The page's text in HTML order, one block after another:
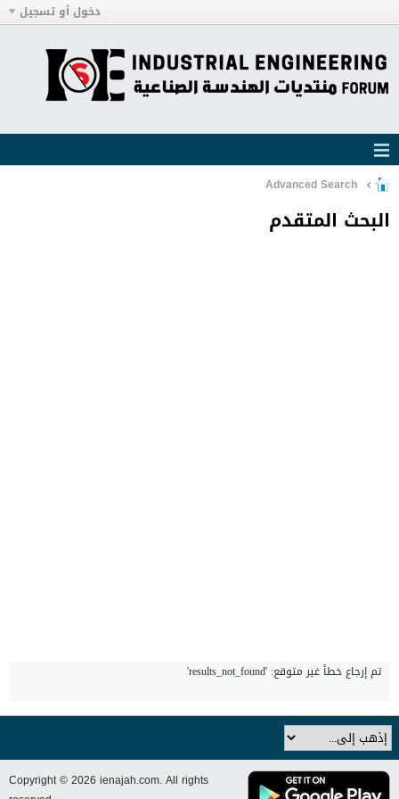
دخول أو تسجيل
البحث المتقدم
تم إرجاع خطأ غير متوقع: 'results_not_found'
Copyright © 2026 ienajah.com. All rights